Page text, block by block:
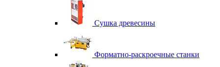
Сушка древесины
Форматно-раскроечные станки